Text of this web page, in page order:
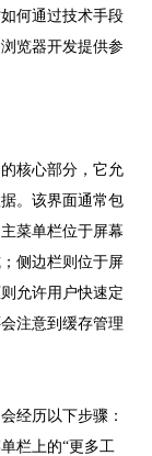
何通过技术手段
览器开发提供参
核心部分，它允
。该界面通常包
菜单栏位于屏幕
侧边栏则位于屏
允许用户快速定
注意到缓存管理
经历以下步骤：
栏上的“更多工